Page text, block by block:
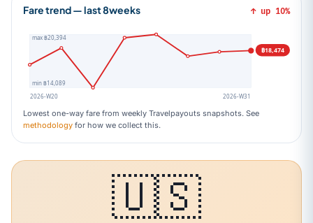
Fare trend — last 8weeks ↑ up 10%
฿18,474
max ฿20,394
min ฿14,089
2026-W20
2026-W31
Lowest one-way fare from weekly Travelpayouts snapshots. See
methodology for how we collect this.
🇺🇸